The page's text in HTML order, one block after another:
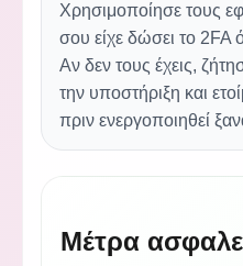
Χρησιμοποίησε τους
σου είχε δώσει το 2FA
Αν δεν τους έχεις,
την υποστήριξη και
πριν ενεργοποιηθεί
Μέτρα